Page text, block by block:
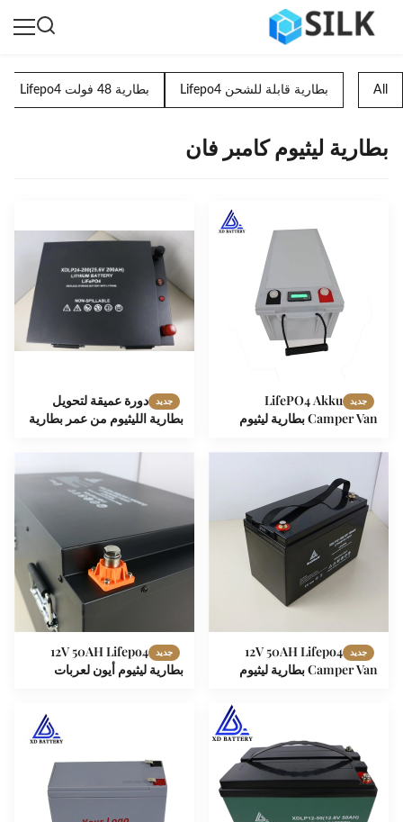
All بطارية قابلة للشحن Lifepo4 بطارية 48 فولت Lifepo4
بطارية ليثيوم كامبر فان
جديد
LifePO4 Akku
Camper Van بطارية ليثيوم
SilkLP12-200
جديد
دورة عميقة لتحويل
بطارية الليثيوم من عمر بطارية
500ah 600ah 800ah
جديد
12V 50AH Lifepo4
Camper Van بطارية ليثيوم
جديد
12V 50AH Lifepo4
بطارية ليثيوم أيون لعربات